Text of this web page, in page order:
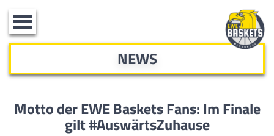
Toggle
navigation
NEWS
Motto der EWE Baskets Fans: Im Finale
gilt #AuswärtsZuhause